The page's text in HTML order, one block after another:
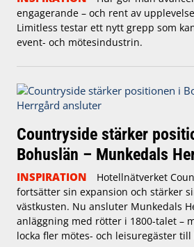
engagerande – och rent av
Limitless testar ett nytt grepp som
event- och mötesindustrin.
Countryside stärker
Bohuslän – Munkedals
INSPIRATION
Hotellnätverket
fortsätter sin expansion och stärker
västkusten. Nu ansluter Munkedals
anläggning med rötter i 1800-talet –
locka fler mötes- och leisuregäster till